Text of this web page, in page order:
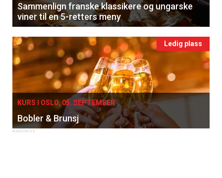
Sammenlign franske klassikere og ungarske
viner til en 5-retters meny
Ledig plass
KURS I OSLO, 05. SEPTEMBER
Bobler & Brunsj